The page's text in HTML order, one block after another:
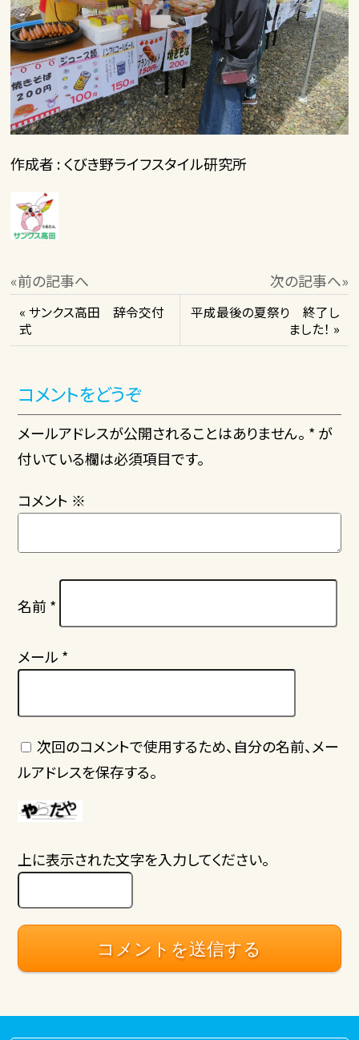
作成者 : くびき野ライフスタイル研究所
«前の記事へ 次の記事へ»
« サンクス高田 辞令交付
式
平成最後の夏祭り 終了し
ました！ »
コメントをどうぞ
メールアドレスが公開されることはありません。 * が
付いている欄は必須項目です。
コメント ※
名前 *
メール *
次回のコメントで使用するため、自分の名前、メー
ルアドレスを保存する。
上に表示された文字を入力してください。